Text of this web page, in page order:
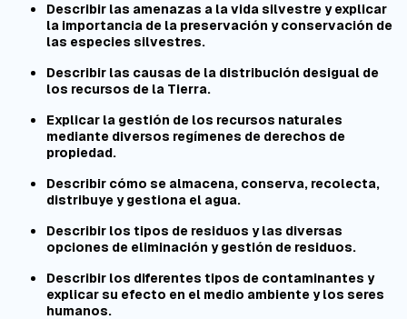
Describir las amenazas a la vida silvestre y explicar
la importancia de la preservación y conservación de
las especies silvestres.
Describir las causas de la distribución desigual de
los recursos de la Tierra.
Explicar la gestión de los recursos naturales
mediante diversos regímenes de derechos de
propiedad.
Describir cómo se almacena, conserva, recolecta,
distribuye y gestiona el agua.
Describir los tipos de residuos y las diversas
opciones de eliminación y gestión de residuos.
Describir los diferentes tipos de contaminantes y
explicar su efecto en el medio ambiente y los seres
humanos.